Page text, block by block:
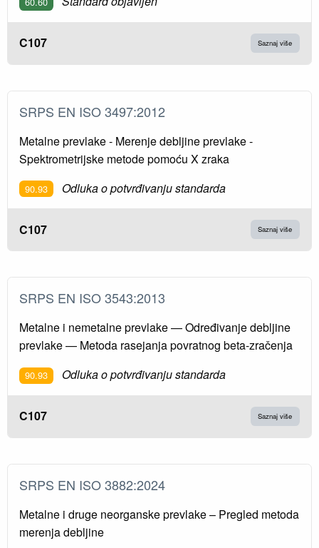
C107 Saznaj više
SRPS EN ISO 3497:2012
Metalne prevlake - Merenje debljine prevlake -
Spektrometrijske metode pomoću X zraka
90.93 Odluka o potvrđivanju standarda
C107 Saznaj više
SRPS EN ISO 3543:2013
Metalne i nemetalne prevlake — Određivanje debljine
prevlake — Metoda rasejanja povratnog beta-zračenja
90.93 Odluka o potvrđivanju standarda
C107 Saznaj više
SRPS EN ISO 3882:2024
Metalne i druge neorganske prevlake – Pregled metoda
merenja debljine